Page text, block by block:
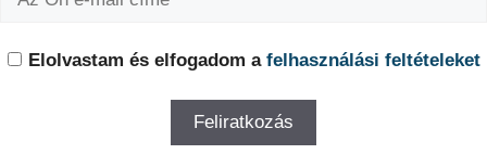
Elolvastam és elfogadom a felhasználási feltételeket